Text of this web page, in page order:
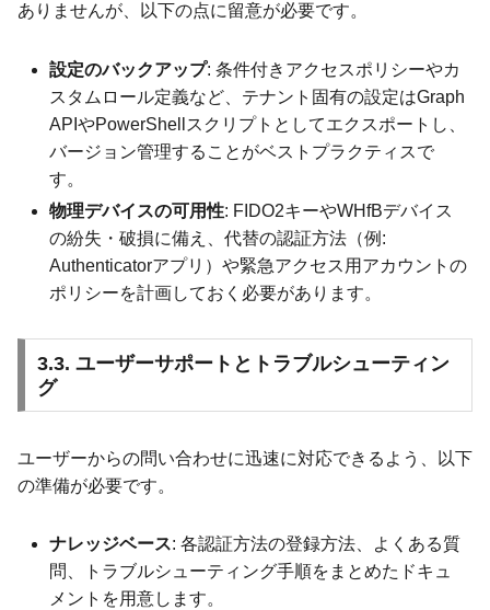
ありませんが、以下の点に留意が必要です。
設定のバックアップ: 条件付きアクセスポリシーやカ
スタムロール定義など、テナント固有の設定はGraph
APIやPowerShellスクリプトとしてエクスポートし、
バージョン管理することがベストプラクティスで
す。
物理デバイスの可用性: FIDO2キーやWHfBデバイス
の紛失・破損に備え、代替の認証方法（例:
Authenticatorアプリ）や緊急アクセス用アカウントの
ポリシーを計画しておく必要があります。
3.3. ユーザーサポートとトラブルシューティン
グ
ユーザーからの問い合わせに迅速に対応できるよう、以下
の準備が必要です。
ナレッジベース: 各認証方法の登録方法、よくある質
問、トラブルシューティング手順をまとめたドキュ
メントを用意します。